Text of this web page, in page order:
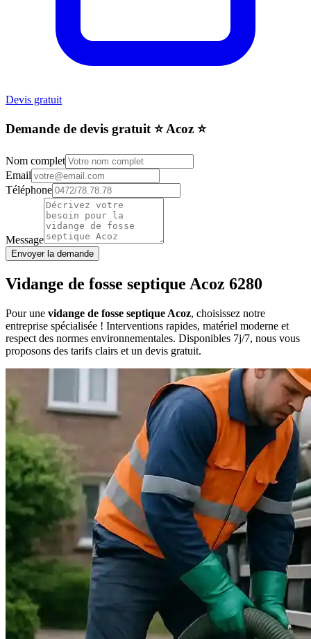
Devis gratuit
Demande de devis gratuit ⭐️ Acoz ⭐️
Nom complet
Email
Téléphone
Message
Envoyer la demande
Vidange de fosse septique Acoz 6280
Pour une vidange de fosse septique Acoz, choisissez notre
entreprise spécialisée ! Interventions rapides, matériel moderne et
respect des normes environnementales. Disponibles 7j/7, nous vous
proposons des tarifs clairs et un devis gratuit.